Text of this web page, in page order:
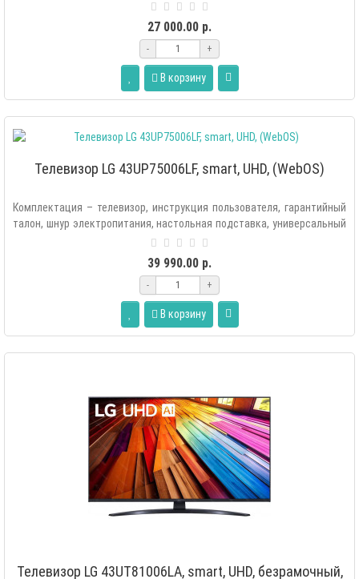
27 000.00 р.
- +
В корзину
Телевизор LG 43UP75006LF, smart, UHD, (WebOS)
Комплектация – телевизор, инструкция пользователя, гарантийный
талон, шнур электропитания, настольная подставка, универсальный
39 990.00 р.
- +
В корзину
Телевизор LG 43UT81006LA, smart, UHD, безрамочный,